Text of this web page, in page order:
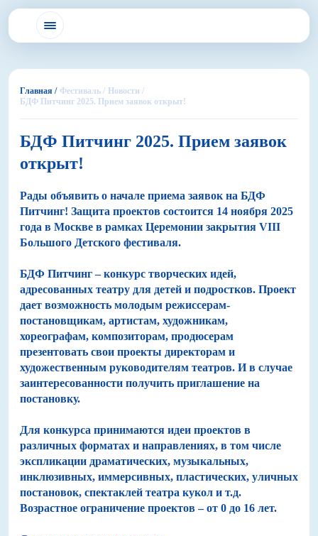
Главная / Фестиваль / Новости /
БДФ Питчинг 2025. Прием заявок открыт!
БДФ Питчинг 2025. Прием заявок
открыт!
Рады объявить о начале приема заявок на БДФ
Питчинг! Защита проектов состоится 14 ноября 2025
года в Москве в рамках Церемонии закрытия VIII
Большого Детского фестиваля.
БДФ Питчинг – конкурс творческих идей,
адресованных театру для детей и подростков. Проект
дает возможность молодым режиссерам-
постановщикам, артистам, художникам,
хореографам, композиторам, продюсерам
презентовать свои проекты директорам и
художественным руководителям театров. И в случае
заинтересованности получить приглашение на
постановку.
Для конкурса принимаются идеи проектов в
различных форматах и направлениях, в том числе
экспликации драматических, музыкальных,
инклюзивных, иммерсивных, пластических, уличных
постановок, спектаклей театра кукол и т.д.
Возрастное ограничение проектов – от 0 до 16 лет.